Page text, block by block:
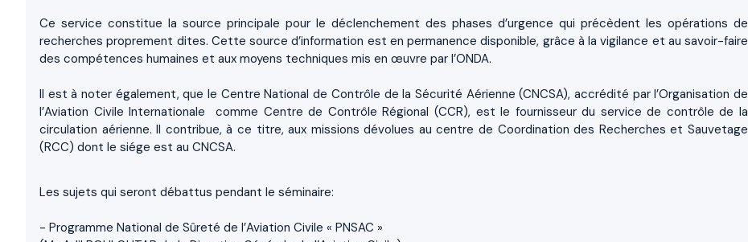
Ce service constitue la source principale pour le déclenchement des phases d’urgence qui précèdent les opérations de
recherches proprement dites. Cette source d’information est en permanence disponible, grâce à la vigilance et au savoir-faire
des compétences humaines et aux moyens techniques mis en œuvre par l’ONDA.
Il est à noter également, que le Centre National de Contrôle de la Sécurité Aérienne (CNCSA), accrédité par l’Organisation de
l’Aviation Civile Internationale comme Centre de Contrôle Régional (CCR), est le fournisseur du service de contrôle de la
circulation aérienne. Il contribue, à ce titre, aux missions dévolues au centre de Coordination des Recherches et Sauvetage
(RCC) dont le siége est au CNCSA.
Les sujets qui seront débattus pendant le séminaire:
- Programme National de Sûreté de l’Aviation Civile « PNSAC »